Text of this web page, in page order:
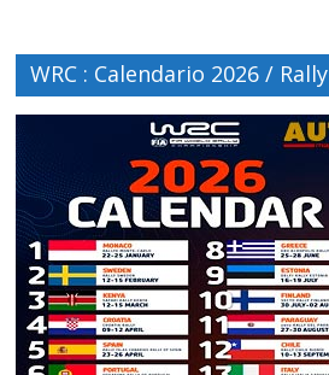
WRC : Calendario 2026 / Rally